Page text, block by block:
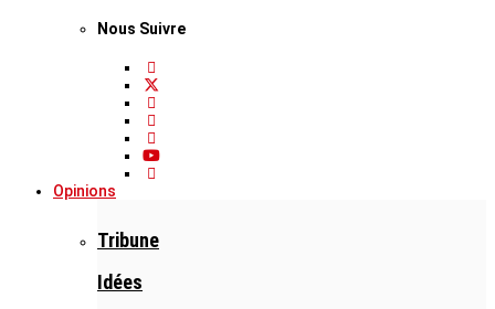
Nous Suivre
Opinions
Tribune
Idées